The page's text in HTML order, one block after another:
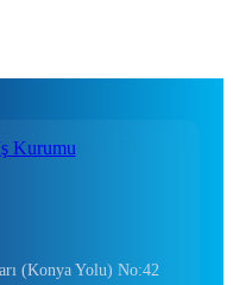
(Konya Yolu) No:42